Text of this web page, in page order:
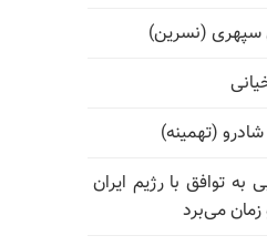
(نسرین)
(تهمینه)
توافق با رژیم ایران
می‌برد